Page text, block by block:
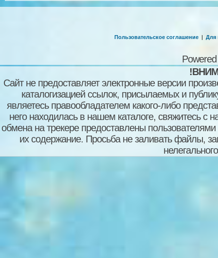
Пользовательское соглашение | Для
Сайт не предоставляет электронные версии
каталогизацией ссылок, присылаемых и
являетесь правообладателем какого-либо
него находилась в нашем каталоге, свяжитесь
обмена на трекере предоставлены пользователями
их содержание. Просьба не заливать файлы,